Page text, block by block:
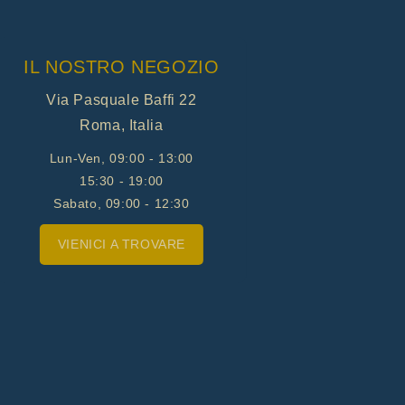
IL NOSTRO NEGOZIO
Via Pasquale Baffi 22
Roma, Italia
Lun-Ven, 09:00 - 13:00
15:30 - 19:00
Sabato, 09:00 - 12:30
VIENICI A TROVARE